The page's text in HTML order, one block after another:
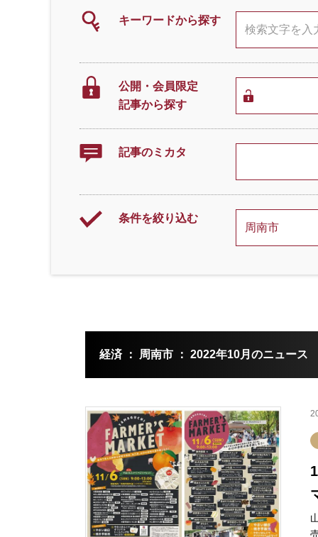
キーワードから探す
公開・会員限定
記事から探す
記事のミカタ
条件を絞り込む
経済 ： 周南市 ： 2022年10月のニュース